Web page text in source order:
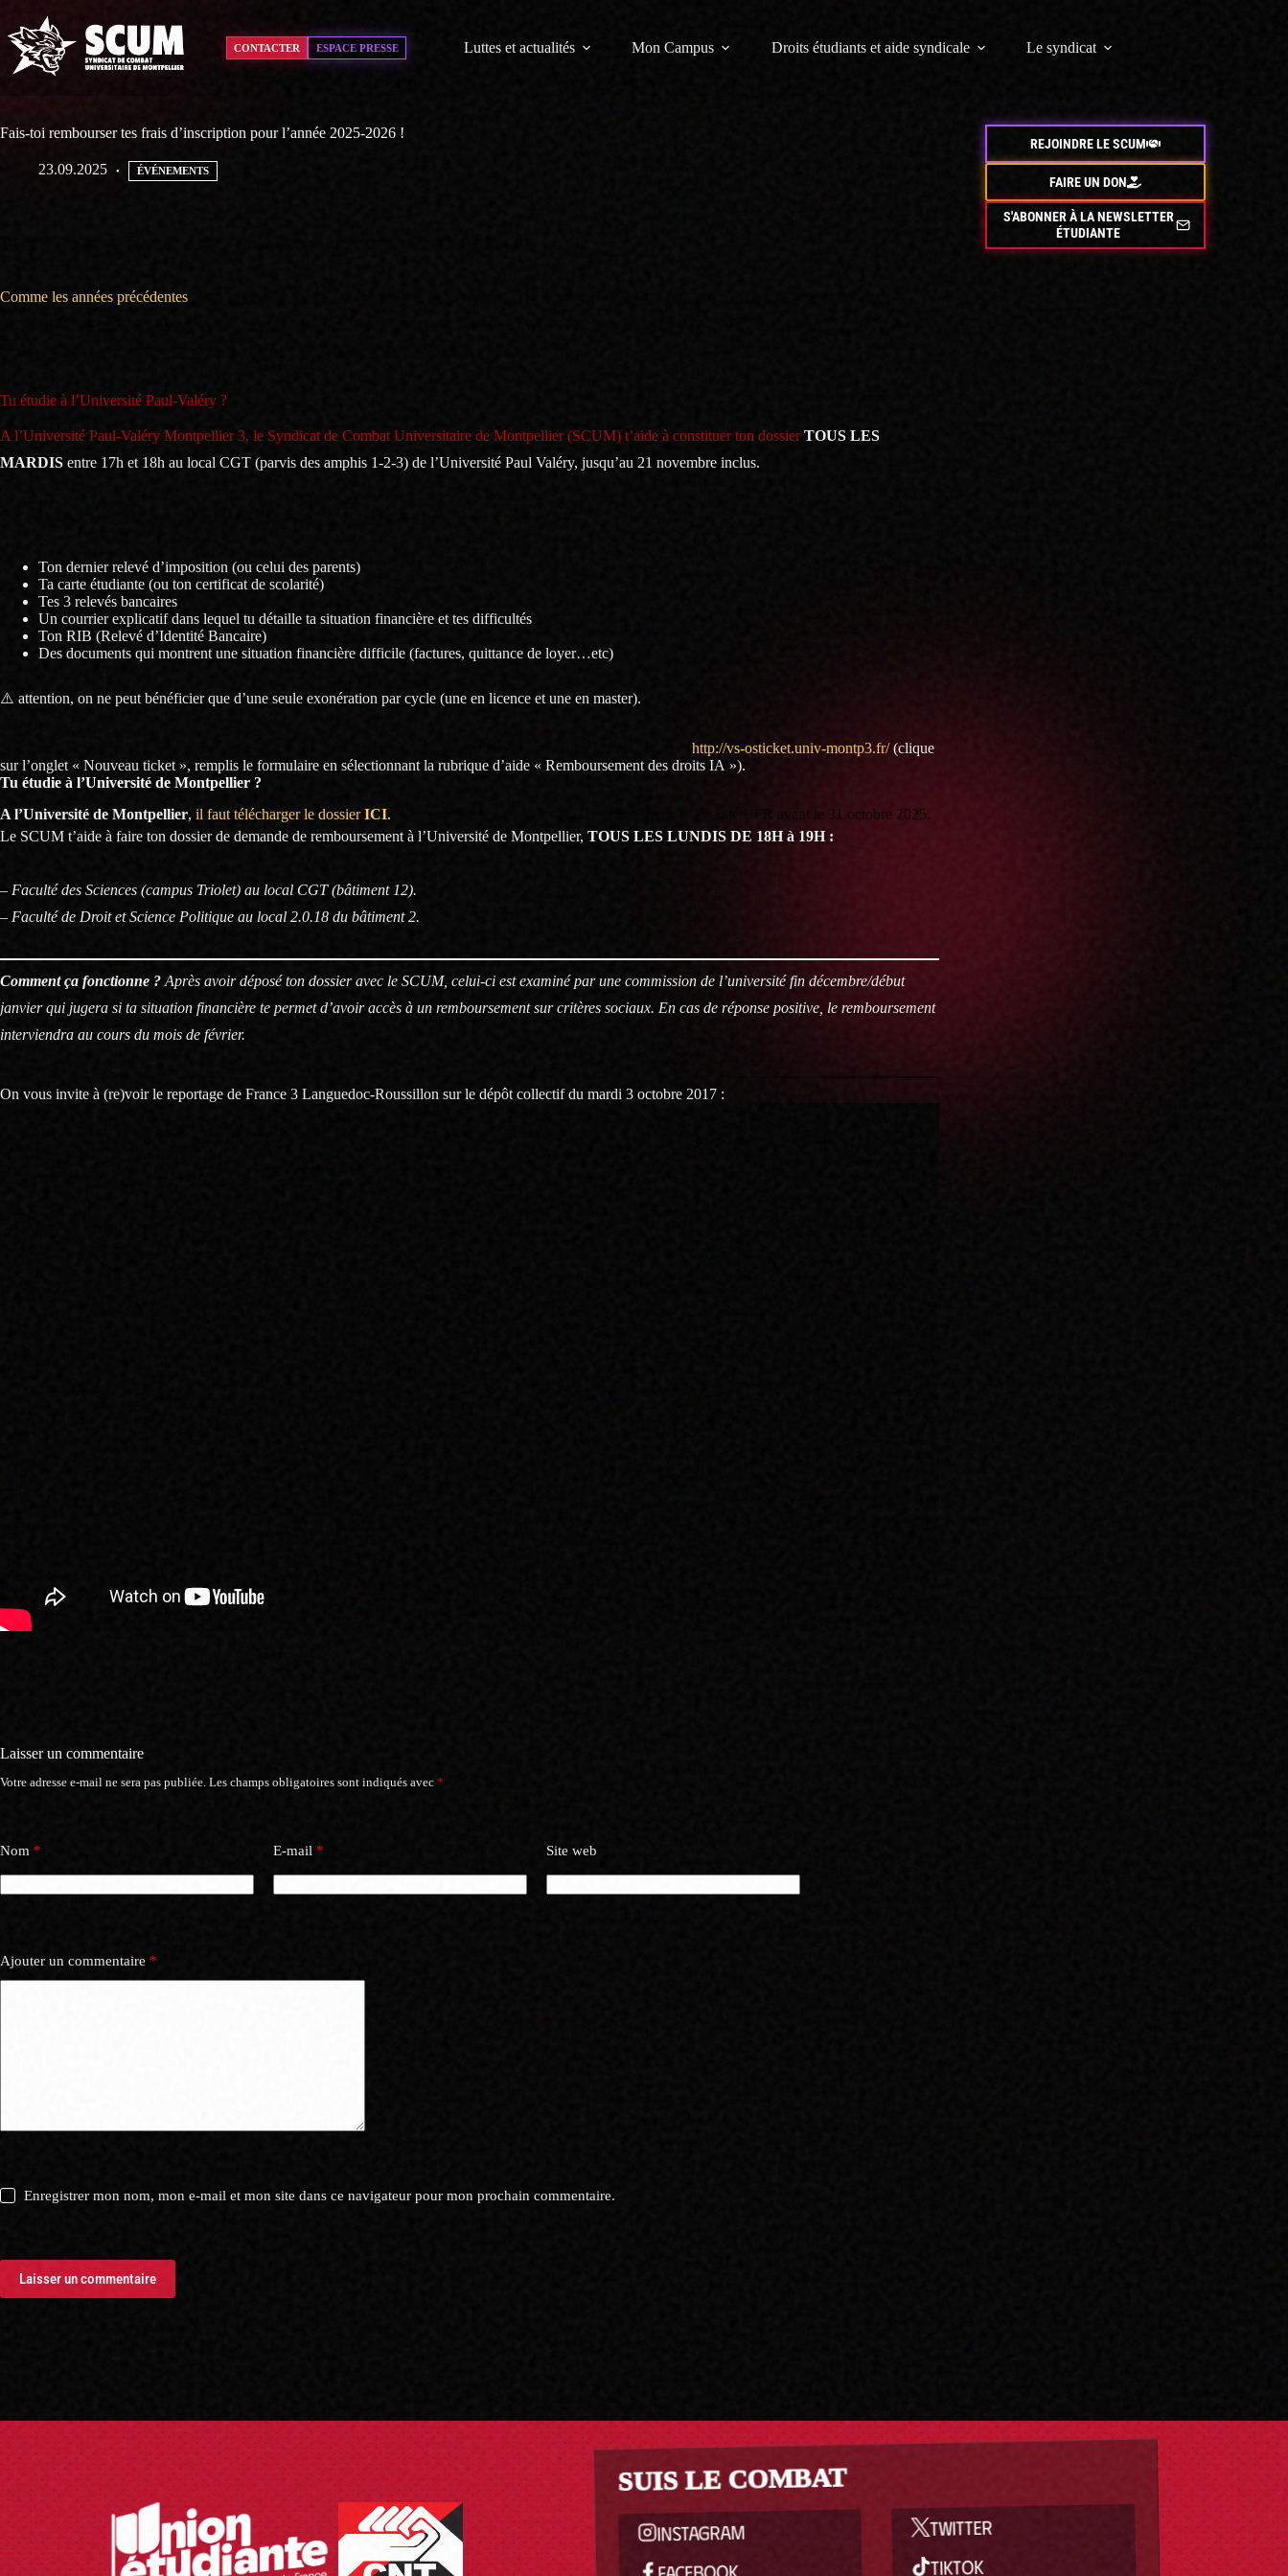
contenu
CONTACTER ESPACE PRESSE Luttes et actualités Mon Campus Droits étudiants et aide syndicale Le syndicat
Fais-toi rembourser tes frais d’inscription pour l’année 2025-2026 !
23.09.2025 ÉVÉNEMENTS
Comme les années précédentes
Tu étudie à l’Université Paul-Valéry ?
A l’Université Paul-Valéry Montpellier 3, le Syndicat de Combat Universitaire de Montpellier (SCUM) t’aide à constituer ton dossier TOUS LES
MARDIS entre 17h et 18h au local CGT (parvis des amphis 1-2-3) de l’Université Paul Valéry, jusqu’au 21 novembre inclus.
Ton dernier relevé d’imposition (ou celui des parents)
Ta carte étudiante (ou ton certificat de scolarité)
Tes 3 relevés bancaires
Un courrier explicatif dans lequel tu détaille ta situation financière et tes difficultés
Ton RIB (Relevé d’Identité Bancaire)
Des documents qui montrent une situation financière difficile (factures, quittance de loyer…etc)
⚠️ attention, on ne peut bénéficier que d’une seule exonération par cycle (une en licence et une en master).
http://vs-osticket.univ-montp3.fr/(clique
sur l’onglet « Nouveau ticket », remplis le formulaire en sélectionnant la rubrique d’aide « Remboursement des droits IA »).
Tu étudie à l’Université de Montpellier ?
A l’Université de Montpellier, il faut télécharger le dossierICI.
Puis le donner en main propre au secrétariat de ta Faculté/UFR avant le 31 octobre 2025.
Le SCUM t’aide à faire ton dossier de demande de remboursement à l’Université de Montpellier, TOUS LES LUNDIS DE 18H à 19H :
– Faculté des Sciences (campus Triolet) au local CGT (bâtiment 12).
– Faculté de Droit et Science Politique au local 2.0.18 du bâtiment 2.
Comment ça fonctionne ? Après avoir déposé ton dossier avec le SCUM, celui-ci est examiné par une commission de l’université fin décembre/début
janvier qui jugera si ta situation financière te permet d’avoir accès à un remboursement sur critères sociaux. En cas de réponse positive, le remboursement
interviendra au cours du mois de février.
On vous invite à (re)voir le reportage de France 3 Languedoc-Roussillon sur le dépôt collectif du mardi 3 octobre 2017 :
REJOINDRE LE SCUM
FAIRE UN DON
S'ABONNER À LA NEWSLETTER
ÉTUDIANTE
Laisser un commentaire
Votre adresse e-mail ne sera pas publiée. Les champs obligatoires sont indiqués avec *
Nom * E-mail * Site web
Ajouter un commentaire *
Enregistrer mon nom, mon e-mail et mon site dans ce navigateur pour mon prochain commentaire.
Laisser un commentaire
SUIS LE COMBAT
INSTAGRAM TWITTER
TIKTOK